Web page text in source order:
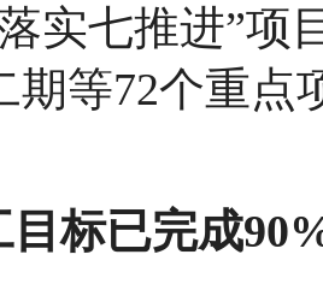
实七推进”项
期等72个重点
目标已完成